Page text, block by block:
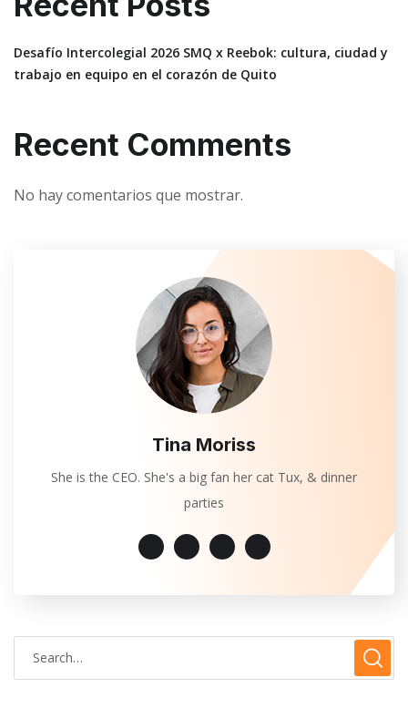
Desafío Intercolegial 2026 SMQ x Reebok: cultura, ciudad y
trabajo en equipo en el corazón de Quito
Recent Comments
No hay comentarios que mostrar.
Tina Moriss
She is the CEO. She's a big fan her cat Tux, & dinner
parties